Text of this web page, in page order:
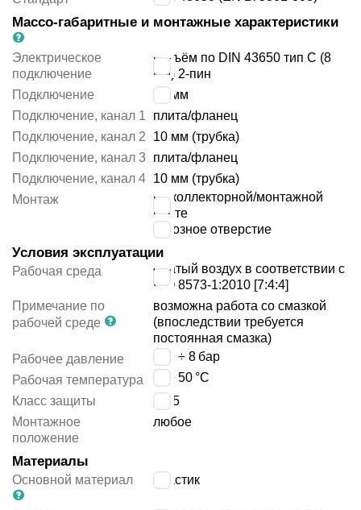
Массо-габаритные и монтажные характеристики
Электрическое
подключение
разъём по DIN 43650 тип C (8
мм) 2-пин
Подключение
10 мм
Подключение, канал 1
плита/фланец
Подключение, канал 2
10 мм (трубка)
Подключение, канал 3
плита/фланец
Подключение, канал 4 10 мм (трубка)
Монтаж
на коллекторной/монтажной
плите
сквозное отверстие
Условия эксплуатации
Рабочая среда
сжатый воздух в соответствии с
ISO 8573-1:2010 [7:4:4]
Примечание по
рабочей среде
возможна работа со смазкой
(впоследствии требуется
постоянная смазка)
Рабочее давление
-0.9 ÷ 8 бар
Рабочая температура
-5 ÷ 50 °C
Класс защиты
IP65
Монтажное
положение
любое
Материалы
Основной материал пластик